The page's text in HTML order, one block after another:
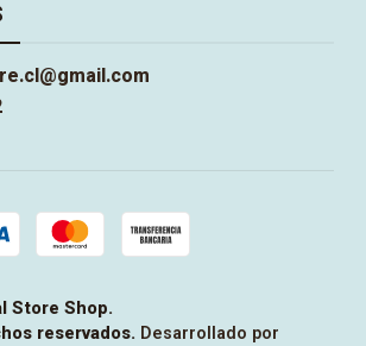
Store Shop.
reservados. Desarrollado por